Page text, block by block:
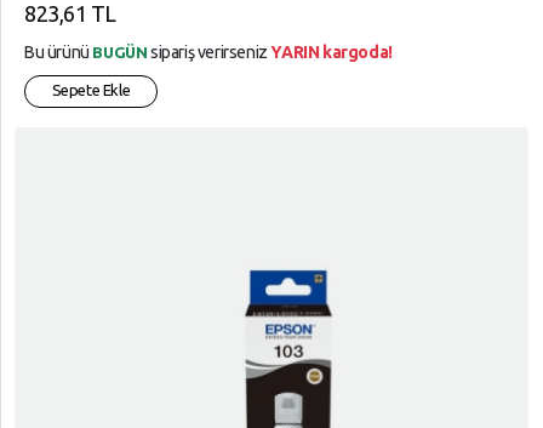
823,61 TL
Bu ürünü BUGÜN sipariş verirsenizYARIN kargoda!
Sepete Ekle